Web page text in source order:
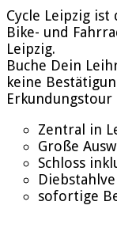
Cycle Leipzig
Bike- und
Leipzig.
Buche Dein
keine
Zentral in
Große
Schloss
sofortige